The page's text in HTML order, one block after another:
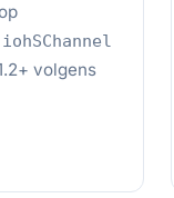
iohSChannel
volgens